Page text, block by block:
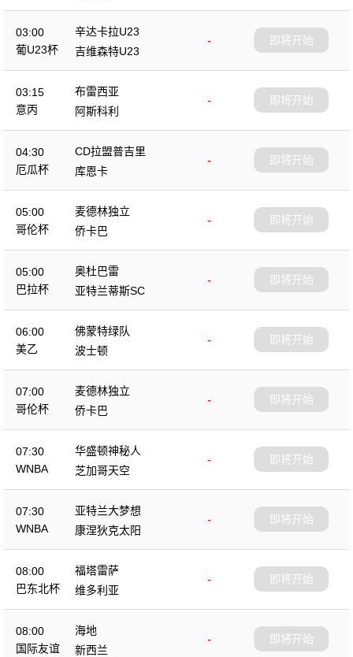
03:00
葡U23杯
辛达卡拉U23
-
吉维森特U23
即将开始
03:15
意丙
布雷西亚
-
阿斯科利
即将开始
04:30
厄瓜杯
CD拉盟普吉里
-
库恩卡
即将开始
05:00
哥伦杯
麦德林独立
-
侨卡巴
即将开始
05:00
巴拉杯
奥杜巴雷
-
亚特兰蒂斯SC
即将开始
06:00
美乙
佛蒙特绿队
-
波士顿
即将开始
07:00
哥伦杯
麦德林独立
-
侨卡巴
即将开始
07:30
WNBA
华盛顿神秘人
-
芝加哥天空
即将开始
07:30
WNBA
亚特兰大梦想
-
康涅狄克太阳
即将开始
08:00
巴东北杯
福塔雷萨
-
维多利亚
即将开始
08:00
国际友谊
海地
-
新西兰
即将开始